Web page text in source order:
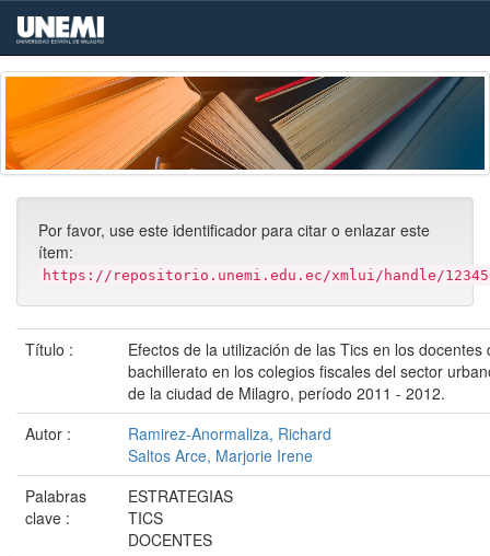
Skip
navigation
Por favor, use este identificador para citar o enlazar este
ítem:
https://repositorio.unemi.edu.ec/xmlui/handle/
Título :
Efectos de la utilización de las Tics en los docentes
bachillerato en los colegios fiscales del sector
de la ciudad de Milagro, período 2011 - 2012.
Autor :
Ramirez-Anormaliza, Richard
Saltos Arce, Marjorie Irene
Palabras
clave :
ESTRATEGIAS
TICS
DOCENTES